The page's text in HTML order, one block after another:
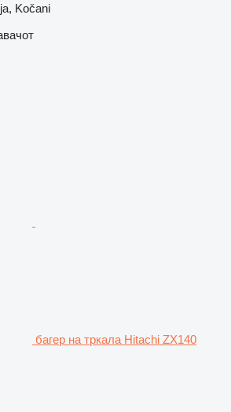
Kočani
багер на тркала Hitachi ZX140